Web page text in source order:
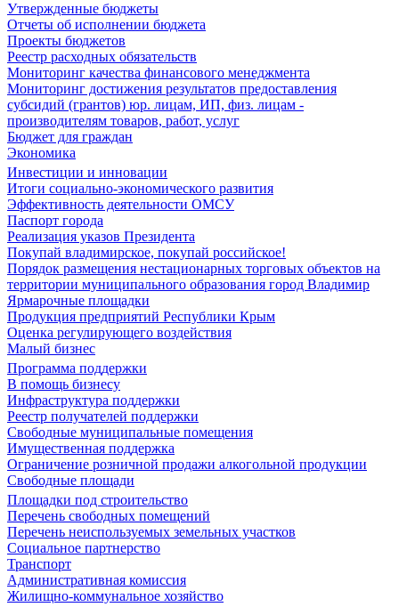
Утвержденные бюджеты
Отчеты об исполнении бюджета
Проекты бюджетов
Реестр расходных обязательств
Мониторинг качества финансового менеджмента
Мониторинг достижения результатов предоставления
субсидий (грантов) юр. лицам, ИП, физ. лицам -
производителям товаров, работ, услуг
Бюджет для граждан
Экономика
Инвестиции и инновации
Итоги социально-экономического развития
Эффективность деятельности ОМСУ
Паспорт города
Реализация указов Президента
Покупай владимирское, покупай российское!
Порядок размещения нестационарных торговых объектов на
территории муниципального образования город Владимир
Ярмарочные площадки
Продукция предприятий Республики Крым
Оценка регулирующего воздействия
Малый бизнес
Программа поддержки
В помощь бизнесу
Инфраструктура поддержки
Реестр получателей поддержки
Свободные муниципальные помещения
Имущественная поддержка
Ограничение розничной продажи алкогольной продукции
Свободные площади
Площадки под строительство
Перечень свободных помещений
Перечень неиспользуемых земельных участков
Социальное партнерство
Транспорт
Административная комиссия
Жилищно-коммунальное хозяйство